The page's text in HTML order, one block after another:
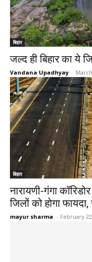
बिहार
जल्द ही बिहार का ये
Vandana Upadhyay -
बिहार
नारायणी-गंगा
जिलों को होगा
mayur sharma - February